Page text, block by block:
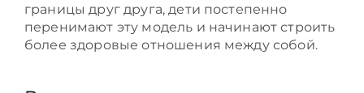
границы друг друга, дети постепенно
перенимают эту модель и начинают строить
более здоровые отношения между собой.